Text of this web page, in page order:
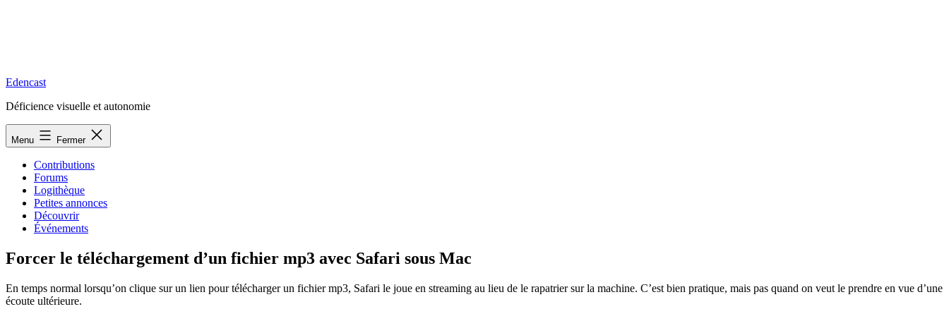
Edencast
Déficience visuelle et autonomie
Menu Fermer
Contributions
Forums
Logithèque
Petites annonces
Découvrir
Événements
Forcer le téléchargement d’un fichier mp3 avec Safari sous Mac
En temps normal lorsqu’on clique sur un lien pour télécharger un fichier mp3, Safari le joue en streaming au lieu de le rapatrier sur la machine. C’est bien pratique, mais pas quand on veut le prendre en vue d’une
écoute ultérieure.